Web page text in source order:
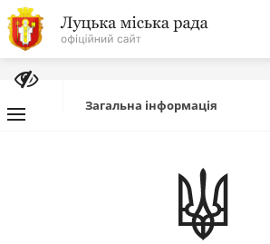
На
головну
Про місто
Міська влада
Загальна інформація